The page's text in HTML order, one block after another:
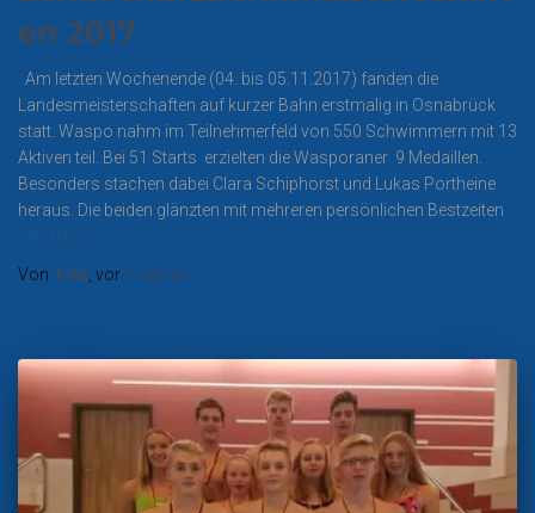
en 2017
Am letzten Wochenende (04. bis 05.11.2017) fanden die
Landesmeisterschaften auf kurzer Bahn erstmalig in Osnabrück
statt. Waspo nahm im Teilnehmerfeld von 550 Schwimmern mit 13
Aktiven teil. Bei 51 Starts erzielten die Wasporaner 9 Medaillen.
Besonders stachen dabei Clara Schiphorst und Lukas Portheine
heraus. Die beiden glänzten mit mehreren persönlichen Bestzeiten
Von Tina , vor 7 Jahren